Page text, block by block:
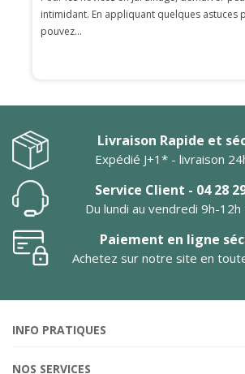
intimidant. En appliquant quelques astuces
pouvez...
Livraison Rapide et
Expédié J+1* - livraison
Service Client - 04 28
Du lundi au vendredi 9h-
Paiement en ligne
Achetez sur notre site en
INFO PRATIQUES
NOS SERVICES